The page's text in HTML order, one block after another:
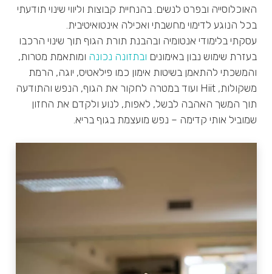
האוכלוסייה ובפרט לנשים. בהנחיית קבוצות וליווי שינוי תודעתי
בכל הנוגע לדימוי מחשבתי ואכילה אינטואיטיבית.
עסקתי בלימודי אנטומיה ובהבנת תורת הגוף תוך שינוי הרכבו
בעזרת שימוש נבון באימונים ובתזונה נכונה ומותאמת מטרות,
והמשכתי להתאמן בשיטות אימון כמו פילאטיס, יוגה, הרמת
משקולות, Hiit ועוד במטרה לחקור את הגוף, הנפש והתודעה
תוך המשך האהבה לבשל, לאפות, לנוע ולקדם את החזון
שמוביל אותי קדימה – נפש מועצמת בגוף בריא.